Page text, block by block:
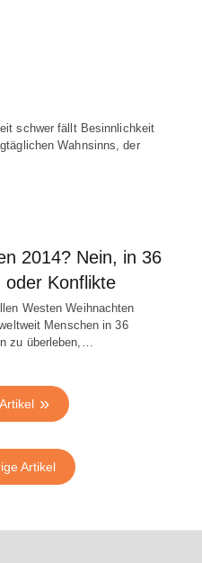
schwer fällt Besinnlichkeit
Wahnsinns, der
2014? Nein, in 36
oder Konflikte
Westen Weihnachten
Menschen in 36
zu überleben,…
Artikel